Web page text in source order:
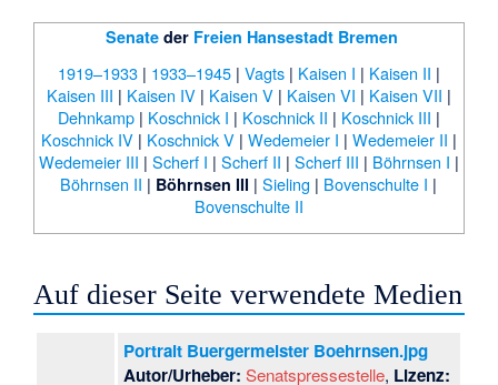
Senateder Freien Hansestadt Bremen
1919–1933| 1933–1945| Vagts| Kaisen I | Kaisen II |
Kaisen III | Kaisen IV| Kaisen V| Kaisen VI | Kaisen VII |
Dehnkamp| Koschnick I | Koschnick II | Koschnick III |
Koschnick IV| Koschnick V| Wedemeier I | Wedemeier II |
Wedemeier III | Scherf I | Scherf II | Scherf III | Böhrnsen I |
Böhrnsen II | Böhrnsen III |Sieling | Bovenschulte I |
Bovenschulte II
Auf dieser Seite verwendete Medien
Portrait Buergermeister Boehrnsen.jpg
Autor/Urheber: Senatspressestelle, Lizenz: